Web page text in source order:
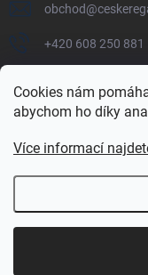
Cookies nám
abychom ho díky
Více informací
obchod@
+420 608 250 881